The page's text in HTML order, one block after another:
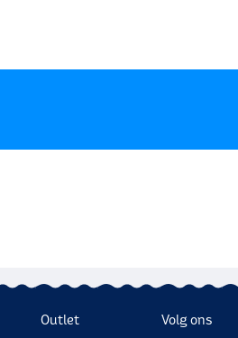
Outlet Volg ons